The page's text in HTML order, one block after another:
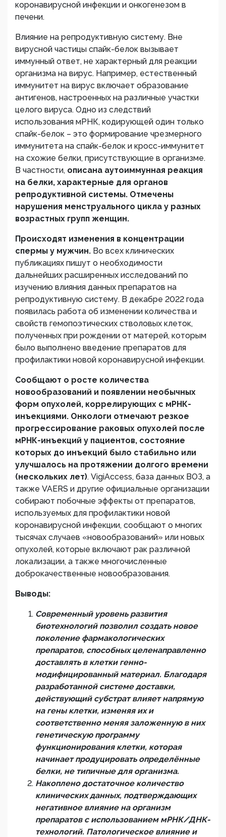
коронавирусной инфекции и онкогенезом в
печени.
Влияние на репродуктивную систему. Вне
вирусной частицы спайк-белок вызывает
иммунный ответ, не характерный для реакции
организма на вирус. Например, естественный
иммунитет на вирус включает образование
антигенов, настроенных на различные участки
целого вируса. Одно из следствий
использования мРНК, кодирующей один только
спайк-белок – это формирование чрезмерного
иммунитета на спайк-белок и кросс-иммунитет
на схожие белки, присутствующие в организме.
В частности, описана аутоиммунная реакция
на белки, характерные для органов
репродуктивной системы. Отмечены
нарушения менструального цикла у разных
возрастных групп женщин.
Происходят изменения в концентрации
спермы у мужчин. Во всех клинических
публикациях пишут о необходимости
дальнейших расширенных исследований по
изучению влияния данных препаратов на
репродуктивную систему. В декабре 2022 года
появилась работа об изменении количества и
свойств гемопоэтических стволовых клеток,
полученных при рождении от матерей, которым
было выполнено введение препаратов для
профилактики новой коронавирусной инфекции.
Сообщают о росте количества
новообразований и появлении необычных
форм опухолей, коррелирующих с мРНК-
инъекциями. Онкологи отмечают резкое
прогрессирование раковых опухолей после
мРНК-инъекций у пациентов, состояние
которых до инъекций было стабильно или
улучшалось на протяжении долгого времени
(нескольких лет). VigiAccess, база данных ВОЗ, а
также VAERS и другие официальные организации
собирают побочные эффекты от препаратов,
используемых для профилактики новой
коронавирусной инфекции, сообщают о многих
тысячах случаев «новообразований» или новых
опухолей, которые включают рак различной
локализации, а также многочисленные
доброкачественные новообразования.
Выводы:
Современный уровень развития
биотехнологий позволил создать новое
поколение фармакологических
препаратов, способных целенаправленно
доставлять в клетки генно-
модифицированный материал. Благодаря
разработанной системе доставки,
действующий субстрат влияет напрямую
на гены клетки, изменяя их и
соответственно меняя заложенную в них
генетическую программу
функционированияклетки, которая
начинает продуцировать определённые
белки, не типичные для организма.
Накоплено достаточное количество
клинических данных, подтверждающих
негативное влияниена организм
препаратов с использованием мРНК/ДНК-
технологий. Патологическое влияние и